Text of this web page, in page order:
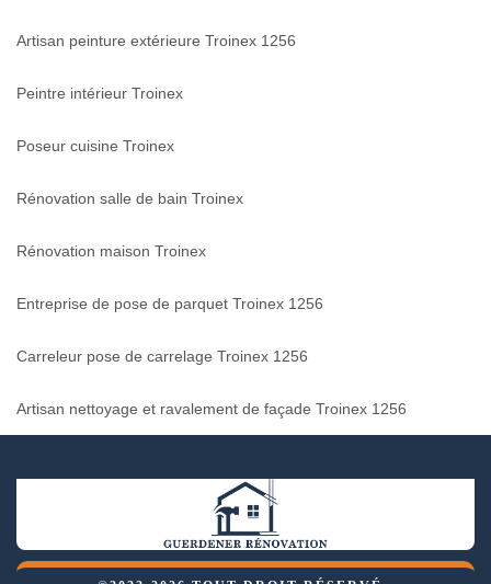
Artisan peinture extérieure Troinex 1256
Peintre intérieur Troinex
Poseur cuisine Troinex
Rénovation salle de bain Troinex
Rénovation maison Troinex
Entreprise de pose de parquet Troinex 1256
Carreleur pose de carrelage Troinex 1256
Artisan nettoyage et ravalement de façade Troinex 1256